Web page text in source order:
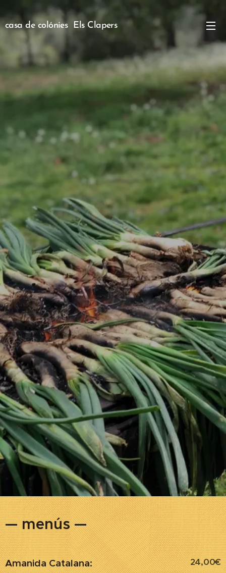
casa de colónies Els Clapers
— menús —
Amanida Catalana: 24,00€